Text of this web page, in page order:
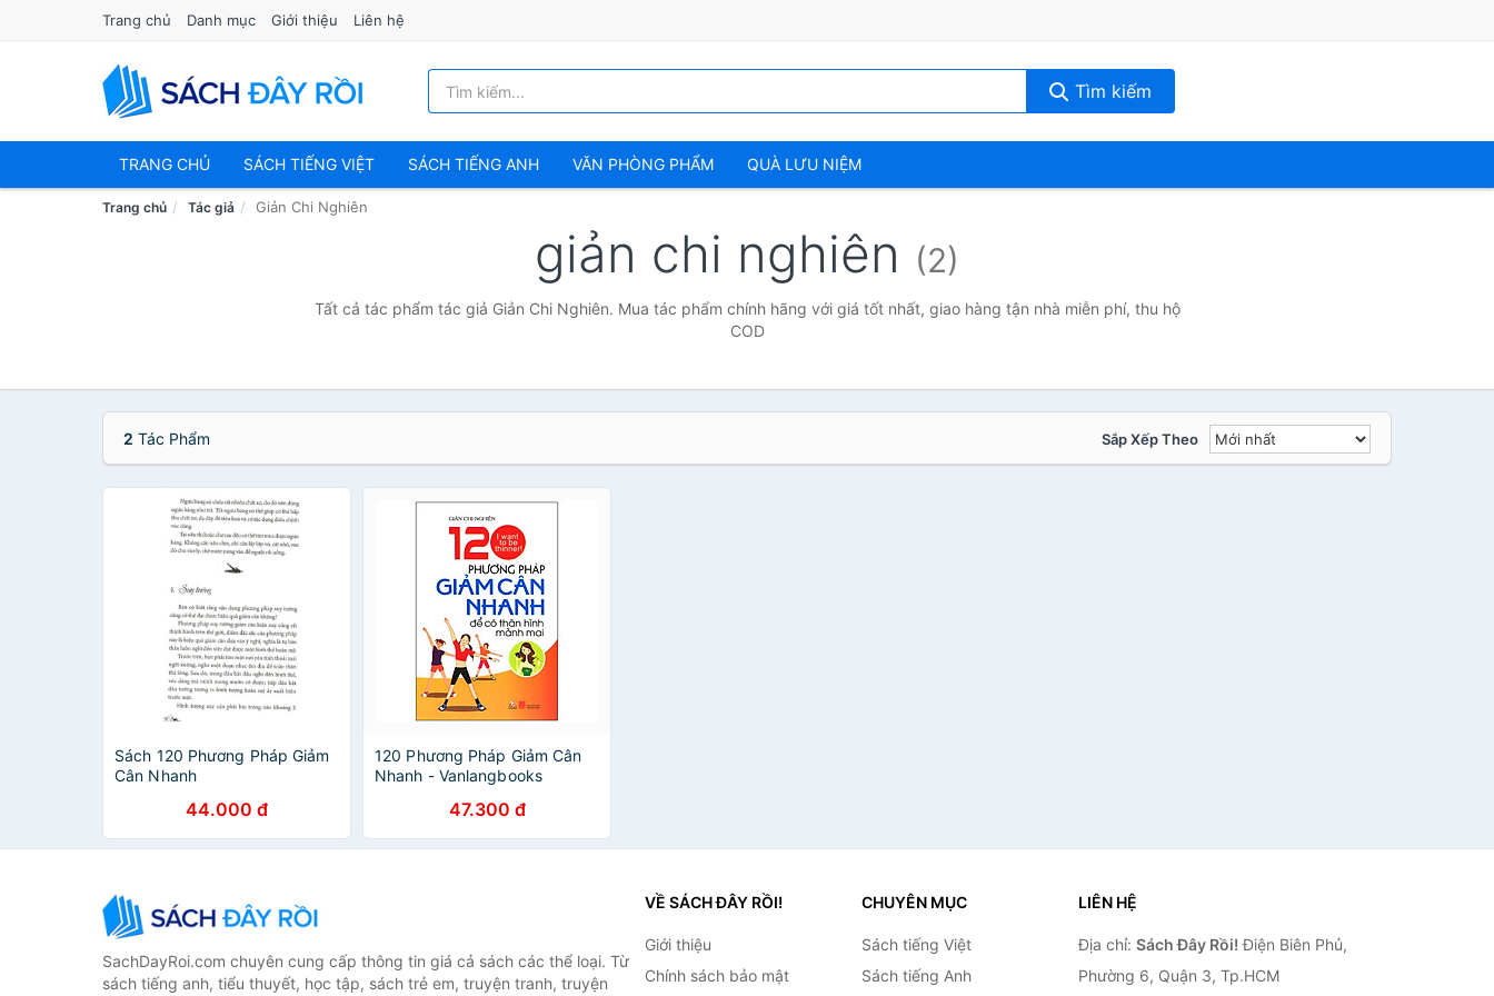
Trang chủ Danh mục Giới thiệu Liên hệ
Tìm kiếm
TRANG CHỦ SÁCH TIẾNG VIỆT SÁCH TIẾNG ANH VĂN PHÒNG PHẨM QUÀ LƯU NIỆM
Trang chủ Tác giả Giản Chi Nghiên
giản chi nghiên (2)
Tất cả tác phẩm tác giả Giản Chi Nghiên. Mua tác phẩm chính hãng với giá tốt nhất, giao hàng tận nhà miễn phí, thu hộ
COD
2 Tác Phẩm Sắp Xếp Theo
Sách 120 Phương Pháp Giảm
Cân Nhanh
44.000 đ
120 Phương Pháp Giảm Cân
Nhanh - Vanlangbooks
47.300 đ
SachDayRoi.com chuyên cung cấp thông tin giá cả sách các thể loại. Từ
sách tiếng anh, tiểu thuyết, học tập, sách trẻ em, truyện tranh, truyện
VỀ SÁCH ĐÂY RỒI!
Giới thiệu
Chính sách bảo mật
CHUYÊN MỤC
Sách tiếng Việt
Sách tiếng Anh
LIÊN HỆ
Địa chỉ: Sách Đây Rồi! Điện Biên Phủ,
Phường 6, Quận 3, Tp.HCM